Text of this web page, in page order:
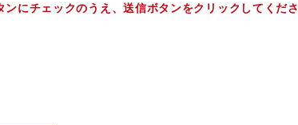
にチェックのうえ、送信ボタンをクリックしてくださ